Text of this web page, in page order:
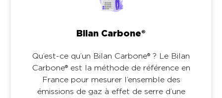
Bilan Carbone®
Qu’est-ce qu’un Bilan Carbone® ? Le Bilan
Carbone® est la méthode de référence en
France pour mesurer l’ensemble des
émissions de gaz à effet de serre d’une